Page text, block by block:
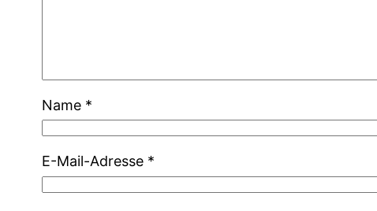
Name *
E-Mail-Adresse *